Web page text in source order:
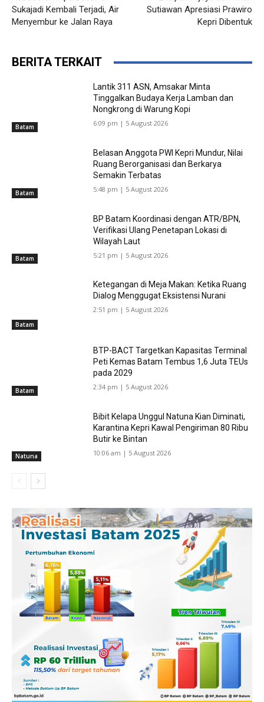
Sukajadi Kembali Terjadi, Air
Menyembur ke Jalan Raya
Sutiawan Apresiasi Prawiro
Kepri Dibentuk
BERITA TERKAIT
Batam
Lantik 311 ASN, Amsakar Minta
Tinggalkan Budaya Kerja Lamban dan
Nongkrong di Warung Kopi
6:09 pm | 5 August 2026
Batam
Belasan Anggota PWI Kepri Mundur, Nilai
Ruang Berorganisasi dan Berkarya
Semakin Terbatas
5:48 pm | 5 August 2026
Batam
BP Batam Koordinasi dengan ATR/BPN,
Verifikasi Ulang Penetapan Lokasi di
Wilayah Laut
5:21 pm | 5 August 2026
Batam
Ketegangan di Meja Makan: Ketika Ruang
Dialog Menggugat Eksistensi Nurani
2:51 pm | 5 August 2026
Batam
BTP-BACT Targetkan Kapasitas Terminal
Peti Kemas Batam Tembus 1,6 Juta TEUs
pada 2029
2:34 pm | 5 August 2026
Natuna
Bibit Kelapa Unggul Natuna Kian Diminati,
Karantina Kepri Kawal Pengiriman 80 Ribu
Butir ke Bintan
10:06 am | 5 August 2026